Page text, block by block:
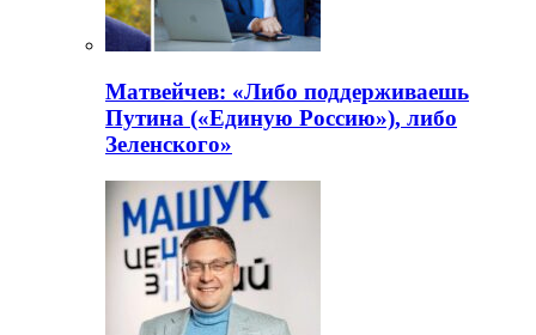
Матвейчев: «Либо поддерживаешь
Путина («Единую Россию»), либо
Зеленского»